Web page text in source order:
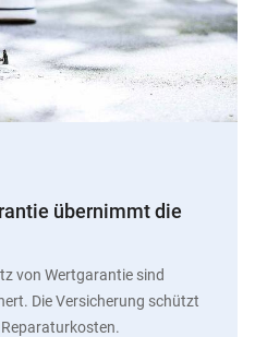
übernimmt die
von Wertgarantie sind
Die Versicherung schützt